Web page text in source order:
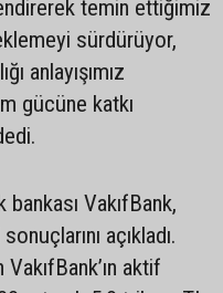
temin ettiğimiz
sürdürüyor,
anlayışımız
gücüne katkı
bankası VakıfBank,
açıkladı.
aktif